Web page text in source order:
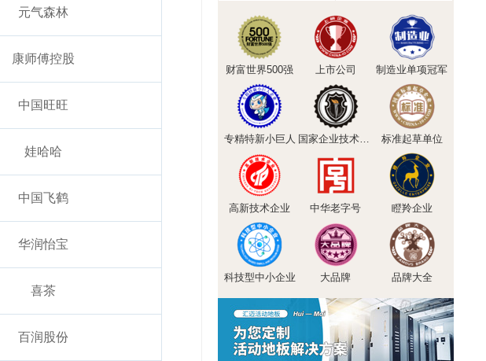
元气森林
康师傅控股
中国旺旺
娃哈哈
中国飞鹤
华润怡宝
喜茶
百润股份
财富世界500强 上市公司 制造业单项冠军
专精特新小巨人 国家企业技术中心 标准起草单位
高新技术企业 中华老字号 瞪羚企业
科技型中小企业 大品牌 品牌大全